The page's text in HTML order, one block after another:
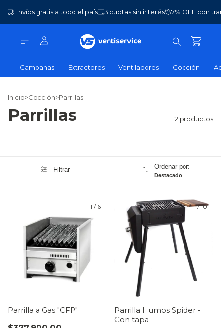
Envíos gratis a todo el país 3 cuotas sin interés 7% OFF con
Campanas Extractores Ventiladores Cocción
Inicio>Cocción>Parrillas
Parrillas 2 productos
Filtrar Ordenar por:
Destacado
1 / 6
Parrilla a Gas "CFP"
1/10
Parrilla Humos Spider -
Con tapa